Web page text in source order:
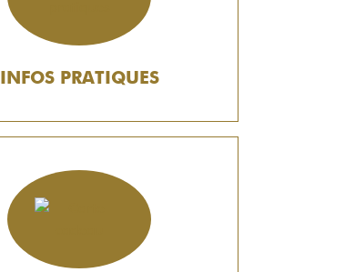
INFOS PRATIQUES